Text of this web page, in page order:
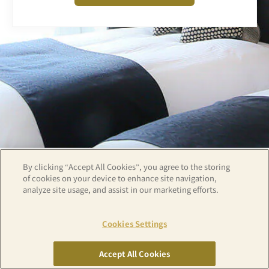
Copyright© APA GROUP, ALL RIGHTS RESERVED.
By clicking “Accept All Cookies”, you agree to the storing
of cookies on your device to enhance site navigation,
analyze site usage, and assist in our marketing efforts.
Cookies Settings
Accept All Cookies